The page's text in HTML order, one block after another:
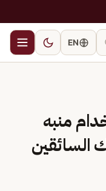
EN
منبه
السائقين